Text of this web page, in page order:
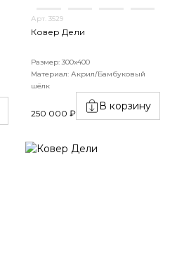
Арт. 3529
Ковер Дели
Размер: 300х400
Материал: Акрил/Бамбуковый
шёлк
250 000 ₽
В корзину